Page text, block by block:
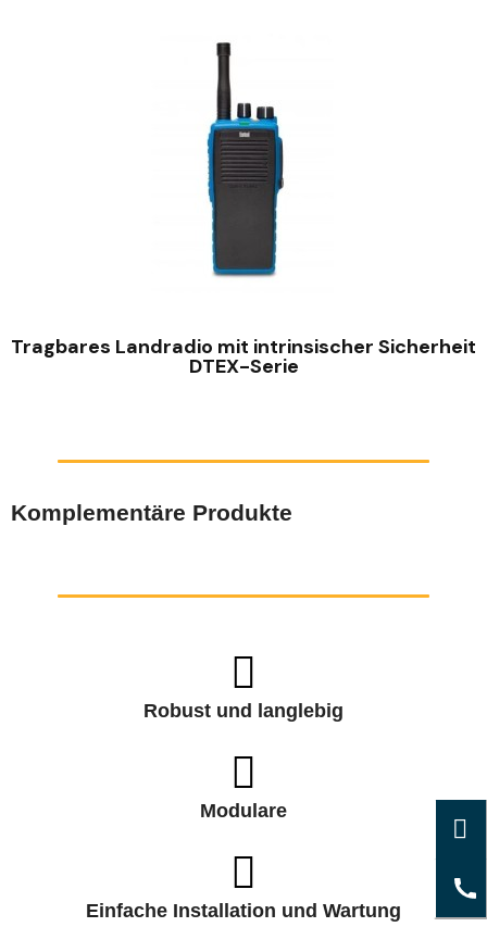
SCHNELLANSICHT
Tragbares Landradio mit intrinsischer Sicherheit
DTEX-Serie
Komplementäre Produkte
Robust und langlebig
Modulare
Einfache Installation und Wartung